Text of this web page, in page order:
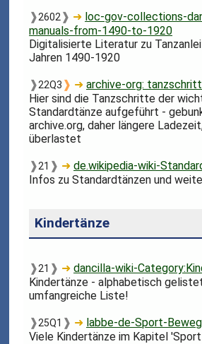
❱2602❱ ➜ loc-gov-collections-
manuals-from-1490-to-1920
Digitalisierte Literatur zu
Jahren 1490-1920
❱22Q3 ❱ ➜archive-org:
Hier sind die Tanzschritte der
Standardtänze aufgeführt -
archive.org, daher längere
überlastet
❱21 ❱ ➜de.wikipedia-wiki-
Infos zu Standardtänzen und
Kindertänze
❱21 ❱ ➜dancilla-wiki-
Kindertänze - alphabetisch
umfangreiche Liste!
❱25Q1 ❱ ➜ labbe-de-Sport-
Viele Kindertänze im Kapitel